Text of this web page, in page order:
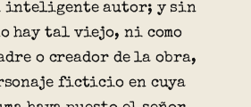
inteligente autor; y sin
hay tal viejo, ni como
o creador de la obra,
ficticio en cuya